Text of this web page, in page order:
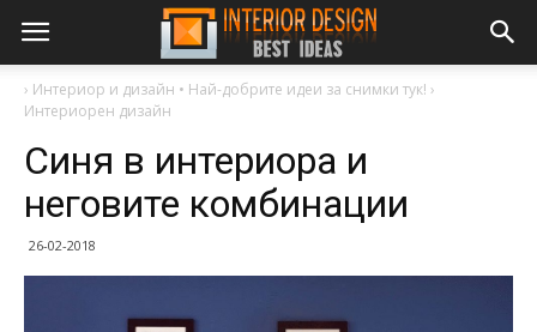
› Интериор и дизайн • Най-добрите идеи за снимки тук! ›
Интериорен дизайн
Синя в интериора и
неговите комбинации
26-02-2018